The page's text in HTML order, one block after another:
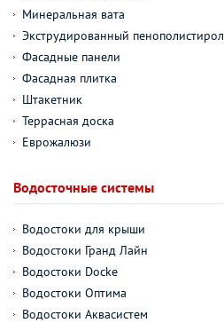
Минеральная вата
Экструдированный пенополистирол
Фасадные панели
Фасадная плитка
Штакетник
Террасная доска
Еврожалюзи
Водосточные системы
Водостоки для крыши
Водостоки Гранд Лайн
Водостоки Docke
Водостоки Оптима
Водостоки Аквасистем